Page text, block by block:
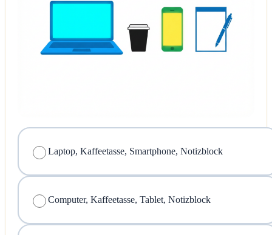
Laptop, Kaffeetasse, Smartphone, Notizblock
Computer, Kaffeetasse, Tablet, Notizblock